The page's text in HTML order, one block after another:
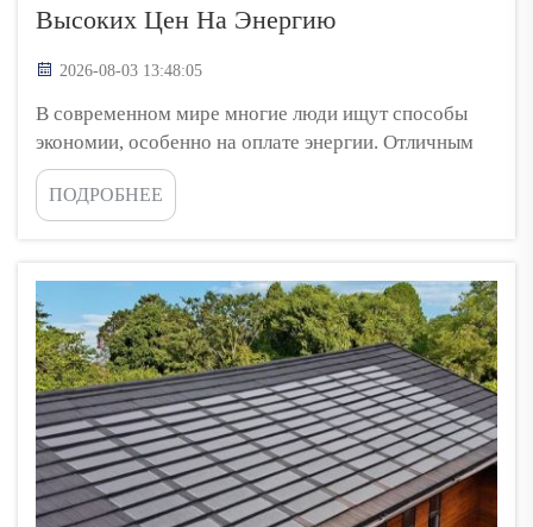
Высоких Цен На Энергию
2026-08-03 13:48:05
В современном мире многие люди ищут способы
экономии, особенно на оплате энергии. Отличным
решением является установка солнечных панелей на
дома с черепичной крышей. Это разумное
обновление для многих семей, особенно сейчас,
ПОДРОБНЕЕ